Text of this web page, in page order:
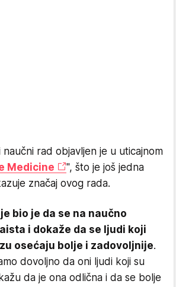
naučni rad objavljen je u uticajnom
Medicine
", što je još jedna
značaj ovog rada.
bio je da se na naučno
i dokaže da se ljudi koji
osećaju bolje i zadovoljnije.
dovoljno da oni ljudi koji su
da je ona odlična i da se bolje